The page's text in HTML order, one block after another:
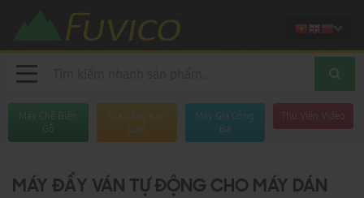
Máy Chế Biến
Gỗ
Gia Công Kim
Loại
Máy Gia Công
Đá
Thư Viện Video
MÁY ĐẨY VÁN TỰ ĐỘNG CHO MÁY DÁN